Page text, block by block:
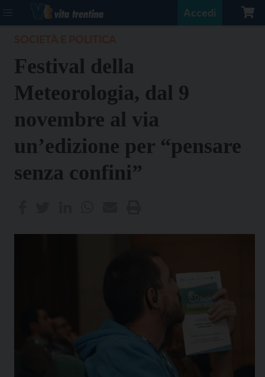
Accedi
Festival della
Meteorologia, dal 9
novembre al via
un’edizione per “pensare
senza confini”